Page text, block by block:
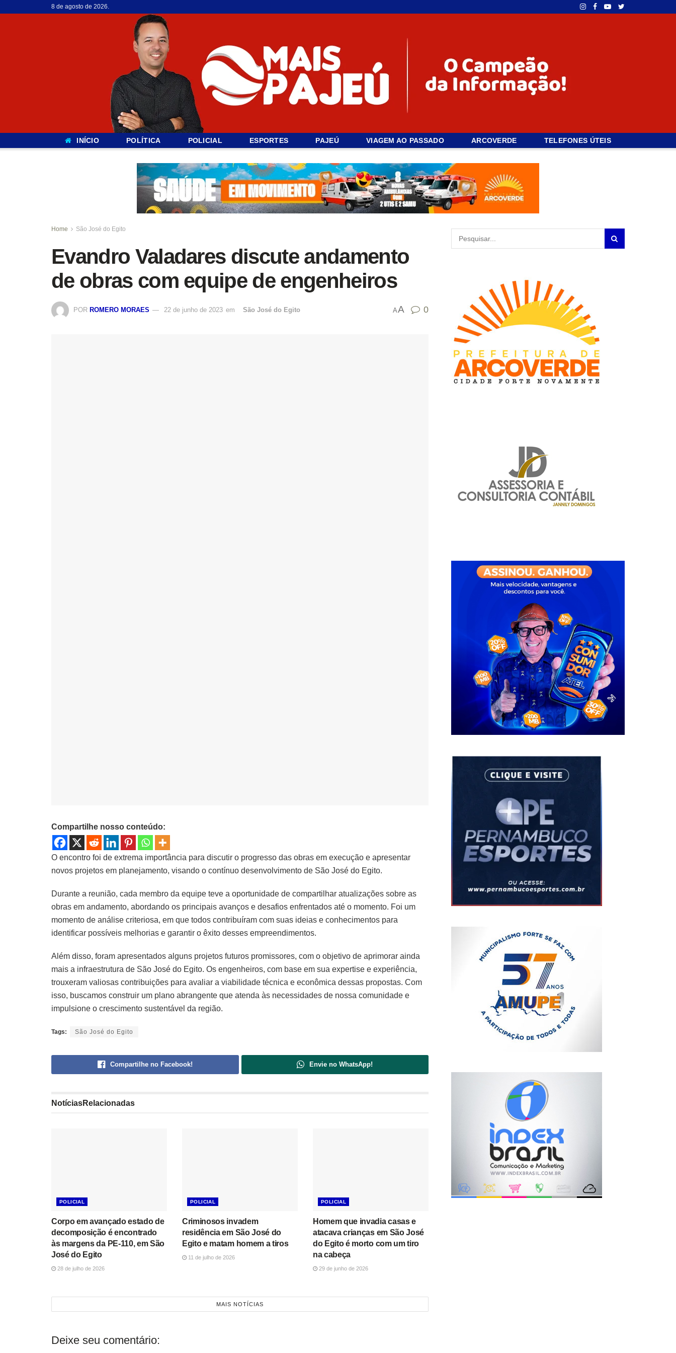
8 de agosto de 2026.
INÍCIO POLÍTICA POLICIAL ESPORTES PAJEÚ VIAGEM AO PASSADO ARCOVERDE TELEFONES ÚTEIS
Home São José do Egito
Evandro Valadares discute andamento
de obras com equipe de engenheiros
POR ROMERO MORAES 22 de junho de 2023 emﾠ São José do Egito AA 0
Compartilhe nosso conteúdo:
O encontro foi de extrema importância para discutir o progresso das obras em execução e apresentar
novos projetos em planejamento, visando o contínuo desenvolvimento de São José do Egito.
Durante a reunião, cada membro da equipe teve a oportunidade de compartilhar atualizações sobre as
obras em andamento, abordando os principais avanços e desafios enfrentados até o momento. Foi um
momento de análise criteriosa, em que todos contribuíram com suas ideias e conhecimentos para
identificar possíveis melhorias e garantir o êxito desses empreendimentos.
Além disso, foram apresentados alguns projetos futuros promissores, com o objetivo de aprimorar ainda
mais a infraestrutura de São José do Egito. Os engenheiros, com base em sua expertise e experiência,
trouxeram valiosas contribuições para avaliar a viabilidade técnica e econômica dessas propostas. Com
isso, buscamos construir um plano abrangente que atenda às necessidades de nossa comunidade e
impulsione o crescimento sustentável da região.
Tags: São José do Egito
Compartilhe no Facebook! Envie no WhatsApp!
NotíciasRelacionadas
POLICIAL
Corpo em avançado estado de
decomposição é encontrado
às margens da PE-110, em São
José do Egito
28 de julho de 2026
POLICIAL
Criminosos invadem
residência em São José do
Egito e matam homem a tiros
11 de julho de 2026
POLICIAL
Homem que invadia casas e
atacava crianças em São José
do Egito é morto com um tiro
na cabeça
29 de junho de 2026
MAIS NOTÍCIAS
Deixe seu comentário: